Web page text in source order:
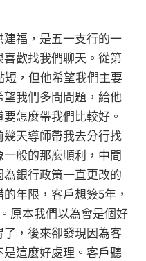
福，是五一支行的一
歡找我們聊天。從第
，但他希望我們主要
我們多問問題，給他
怎麼帶我們比較好。
天導師帶我去分行找
般的那麼順利，中間
銀行政策一直更改的
年限，客戶想簽5年，
原本我們以為會是個好
，後來卻發現因為客
這麼好處理。客戶聽